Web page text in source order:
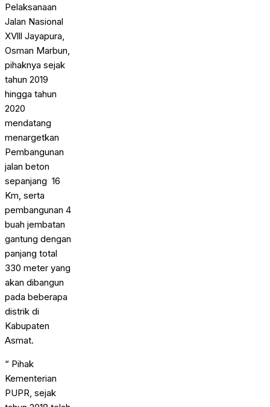
Pelaksanaan
Jalan Nasional
XVlll Jayapura,
Osman Marbun,
pihaknya sejak
tahun 2019
hingga tahun
2020
mendatang
menargetkan
Pembangunan
jalan beton
sepanjang 16
Km, serta
pembangunan 4
buah jembatan
gantung dengan
panjang total
330 meter yang
akan dibangun
pada beberapa
distrik di
Kabupaten
Asmat.
“ Pihak
Kementerian
PUPR, sejak